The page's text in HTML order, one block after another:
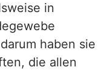
in
haben sie
die allen